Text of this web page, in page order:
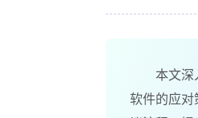
本文深
软件的应对